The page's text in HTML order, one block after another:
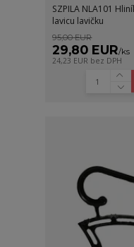
SZPILA NLA101
lavicu lavičku
95,00 EUR
29,80 EUR/ks
24,23 EUR bez DPH